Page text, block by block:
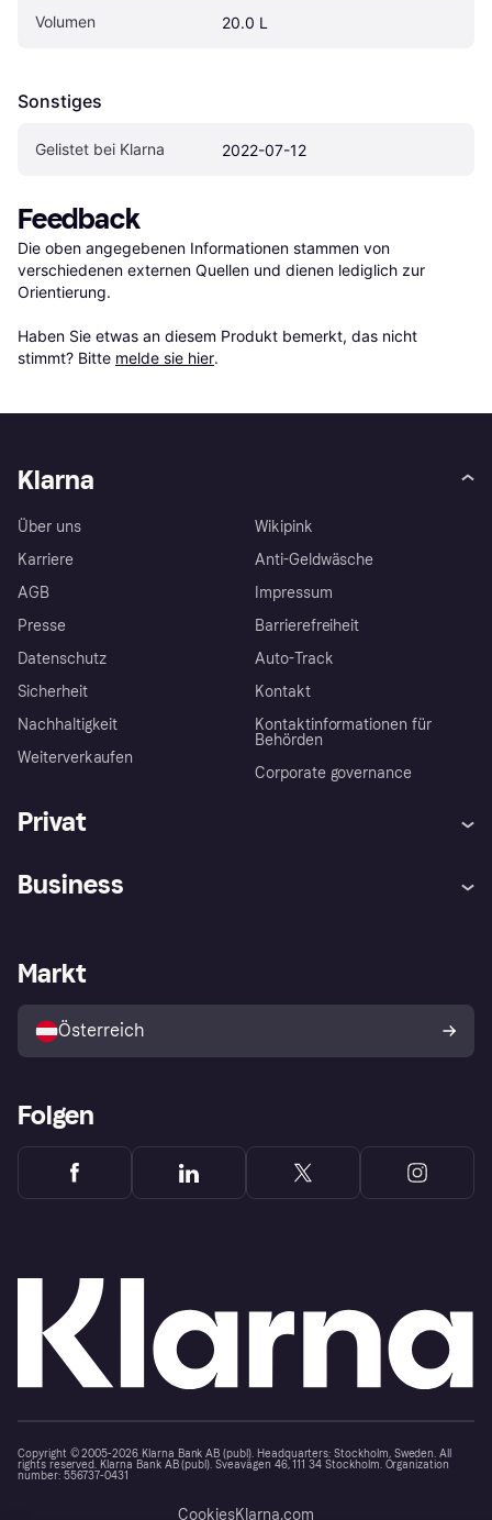
Volumen 20.0 L
Sonstiges
Gelistet bei Klarna 2022-07-12
Feedback
Die oben angegebenen Informationen stammen von
verschiedenen externen Quellen und dienen lediglich zur
Orientierung.
Haben Sie etwas an diesem Produkt bemerkt, das nicht
stimmt? Bitte melde sie hier.
Klarna
Über uns
Karriere
AGB
Presse
Datenschutz
Sicherheit
Nachhaltigkeit
Weiterverkaufen
Wikipink
Anti-Geldwäsche
Impressum
Barrierefreiheit
Auto-Track
Kontakt
Kontaktinformationen für
Behörden
Corporate governance
Privat
Shops entdecken
Business
Händlerportal
Markt
Österreich
Folgen
Copyright © 2005-2026 Klarna Bank AB (publ). Headquarters: Stockholm, Sweden. All
rights reserved. Klarna Bank AB (publ). Sveavägen 46, 111 34 Stockholm. Organization
number: 556737-0431
CookiesKlarna.com